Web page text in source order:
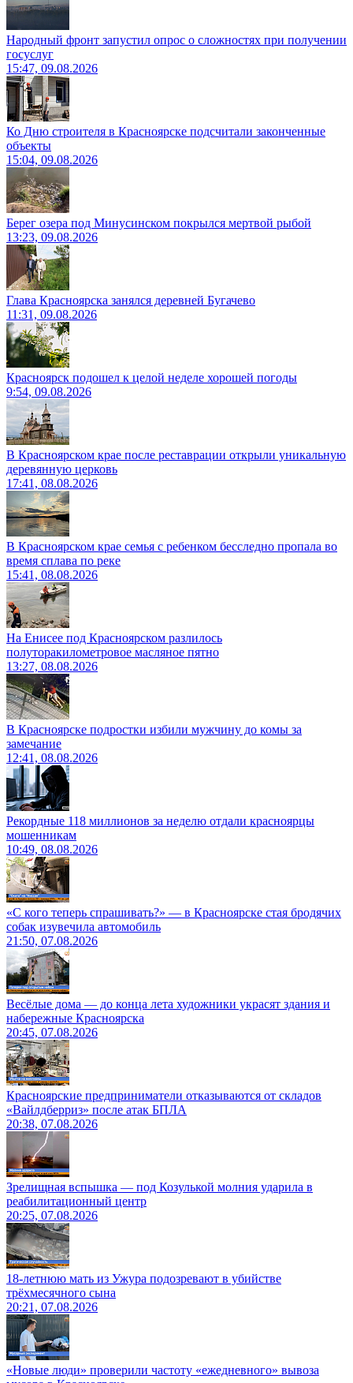
Народный фронт запустил опрос о сложностях при получении
госуслуг
15:47, 09.08.2026
Ко Дню строителя в Красноярске подсчитали законченные
объекты
15:04, 09.08.2026
Берег озера под Минусинском покрылся мертвой рыбой
13:23, 09.08.2026
Глава Красноярска занялся деревней Бугачево
11:31, 09.08.2026
Красноярск подошел к целой неделе хорошей погоды
9:54, 09.08.2026
В Красноярском крае после реставрации открыли уникальную
деревянную церковь
17:41, 08.08.2026
В Красноярском крае семья с ребенком бесследно пропала во
время сплава по реке
15:41, 08.08.2026
На Енисее под Красноярском разлилось
полуторакилометровое масляное пятно
13:27, 08.08.2026
В Красноярске подростки избили мужчину до комы за
замечание
12:41, 08.08.2026
Рекордные 118 миллионов за неделю отдали красноярцы
мошенникам
10:49, 08.08.2026
«С кого теперь спрашивать?» — в Красноярске стая бродячих
собак изувечила автомобиль
21:50, 07.08.2026
Весёлые дома — до конца лета художники украсят здания и
набережные Красноярска
20:45, 07.08.2026
Красноярские предприниматели отказываются от складов
«Вайлдберриз» после атак БПЛА
20:38, 07.08.2026
Зрелищная вспышка — под Козулькой молния ударила в
реабилитационный центр
20:25, 07.08.2026
18-летнюю мать из Ужура подозревают в убийстве
трёхмесячного сына
20:21, 07.08.2026
«Новые люди» проверили частоту «ежедневного» вывоза